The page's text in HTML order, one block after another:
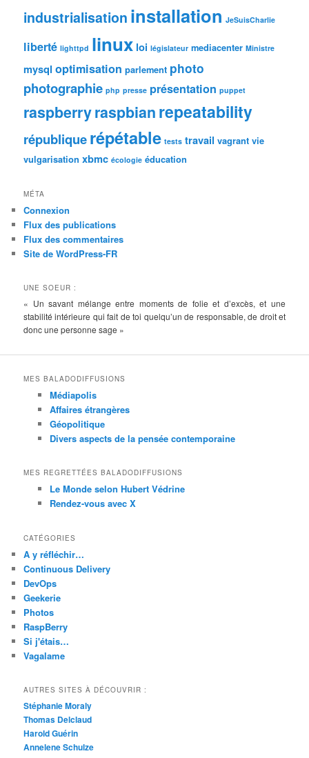
industrialisation installation JeSuisCharlie
liberté lighttpd linux loi législateur mediacenter Ministre
mysql optimisation parlement photo
photographie php presse présentation puppet
raspberryraspbianrepeatability
républiquerépétable tests travail vagrant vie
vulgarisation xbmc écologie éducation
MÉTA
Connexion
Flux des publications
Flux des commentaires
Site de WordPress-FR
UNE SOEUR :
« Un savant mélange entre moments de folie et d’excès, et une
stabilité intérieure qui fait de toi quelqu’un de responsable, de droit et
donc une personne sage »
MES BALADODIFFUSIONS
Médiapolis
Affaires étrangères
Géopolitique
Divers aspects de la pensée contemporaine
MES REGRETTÉES BALADODIFFUSIONS
Le Monde selon Hubert Védrine
Rendez-vous avec X
CATÉGORIES
A y réfléchir…
Continuous Delivery
DevOps
Geekerie
Photos
RaspBerry
Si j'étais…
Vagalame
AUTRES SITES À DÉCOUVRIR :
Stéphanie Moraly
Thomas Delclaud
Harold Guérin
Annelene Schulze